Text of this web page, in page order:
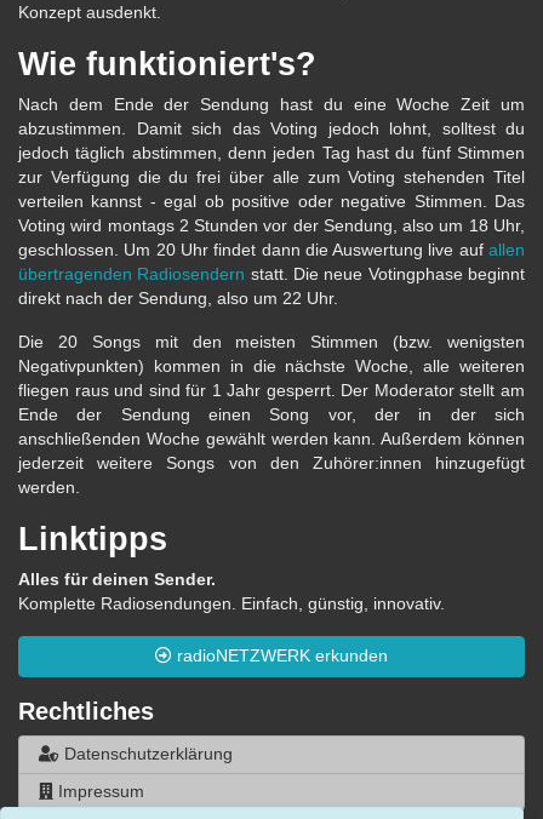
Konzept ausdenkt.
Wie funktioniert's?
Nach dem Ende der Sendung hast du eine Woche Zeit um
abzustimmen. Damit sich das Voting jedoch lohnt, solltest du
jedoch täglich abstimmen, denn jeden Tag hast du fünf Stimmen
zur Verfügung die du frei über alle zum Voting stehenden Titel
verteilen kannst - egal ob positive oder negative Stimmen. Das
Voting wird montags 2 Stunden vor der Sendung, also um 18 Uhr,
geschlossen. Um 20 Uhr findet dann die Auswertung live auf allen
übertragenden Radiosendern statt. Die neue Votingphase beginnt
direkt nach der Sendung, also um 22 Uhr.
Die 20 Songs mit den meisten Stimmen (bzw. wenigsten
Negativpunkten) kommen in die nächste Woche, alle weiteren
fliegen raus und sind für 1 Jahr gesperrt. Der Moderator stellt am
Ende der Sendung einen Song vor, der in der sich
anschließenden Woche gewählt werden kann. Außerdem können
jederzeit weitere Songs von den Zuhörer:innen hinzugefügt
werden.
Linktipps
Alles für deinen Sender.
Komplette Radiosendungen. Einfach, günstig, innovativ.
radioNETZWERK erkunden
Rechtliches
Datenschutzerklärung
Impressum